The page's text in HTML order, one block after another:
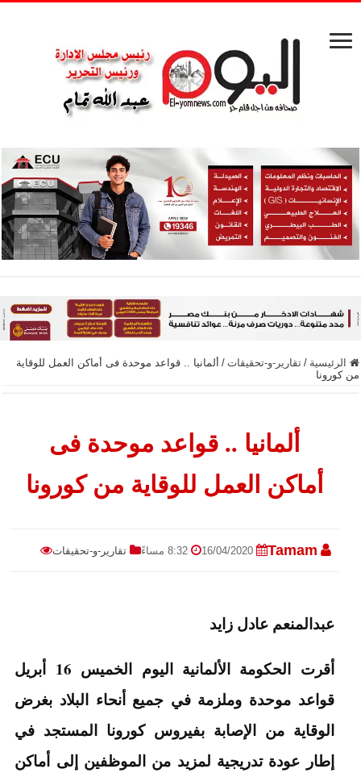
الرئيسية / تقارير-و-تحقيقات / ألمانيا .. قواعد موحدة فى أماكن العمل للوقاية
من كورونا
ألمانيا .. قواعد موحدة فى
أماكن العمل للوقاية من كورونا
Tamam
16/04/2020 8:32 مساءً تقارير-و-تحقيقات
عبدالمنعم عادل زايد
أقرت الحكومة الألمانية اليوم الخميس 16 أبريل
قواعد موحدة وملزمة في جميع أنحاء البلاد بغرض
الوقاية من الإصابة بفيروس كورونا المستجد في
إطار عودة تدريجية لمزيد من الموظفين إلى أماكن